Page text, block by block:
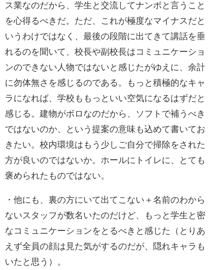
ス業なのだから、学生と交流してナンボと言うこと
を心得るべきだ。ただ、これが極度なマイナスだと
いうわけではなく、最後の段階に出てきて講話を垂
れるのを聞いて、校長や副校長はコミュニケーショ
ンのできない人物ではないと感じたがゆえに、余計
に勿体無さを感じるのである。もっと積極的なキャ
ラになれば、学校ももっといい空気になるはずだと
感じる。建物がボロなのだから、ソフトで補うべき
ではないのか、という提案の意味も込めて書いてお
きたい。校内環境はもう少しご自分で掃除をされた
方が良いのではないか。ホールにトイレに、とても
褒められたものではない。
・他にも、裏の方にいて出てこない＋名前のわから
ないスタッフが数名いたのだけど、もっと学生と密
なコミュニケーションをとるべきと感じた（とりあ
えず全員の顔は見た気がするのだが、隠れキャラも
いたと思う）。